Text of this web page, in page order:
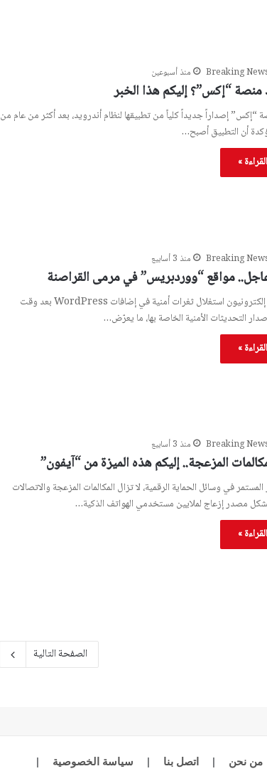
Breaking منذ أسبوعين
“إكس”؟ إليكم هذا الخبر
“إكس” إصداراً جديداً كلياً من تطبيقها لنظام أندرويد، بعد أكثر من عام من
أن التطبيق أصبح…
»
Breaking منذ 3 أسابيع
مواقع “ووردبريس” في مرمى القراصنة
بدأ قراصنة إلكترونيون استغلال ثغرات أمنية في إضافات WordPress بعد وقت
التحديثات الأمنية الخاصة بها، ما يعرّض…
»
Breaking منذ 3 أسابيع
المزعجة.. إليكم هذه الميزة من “آيفون”
في وسائل الحماية الرقمية، لا تزال المكالمات المزعجة والاتصالات
تشكل مصدر إزعاج لملايين مستخدمي الهواتف الذكية…
»
الصفحة التالية
من نحن اتصل بنا سياسة الخصوصية